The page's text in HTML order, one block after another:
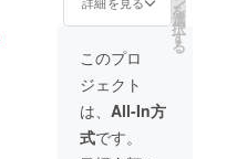
写真を
ご覧い
ただけ
ます。
参考リ
ン
ク:https
://fromg
.base.s
ださ
い。 ＊
販売サ
イト
Baseに
てもそ
の他の
ライン
ナップ
写真を
ご覧い
ます。
参考リ
ン
ク:https
://fromg
.base.s
etc ＊お
写真は
す。銘
柄や形
の指定
はでき
ませ
ん。 ＊
事の時
間がよ
なもの
になり
ます。
また
テージ
ういっ
だけを
Hoch
ausが厳
合いや
微妙に
異なり
ます。
それぞ
ルク
チャー
など)
15980
円
(15000
円 + 送
を
選
択
す
る
このプロ
ジェクト
は、 All-In方
式です。